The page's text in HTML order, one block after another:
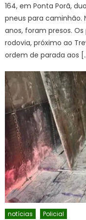
164, em Ponta Porã,
pneus para caminhão.
anos, foram presos.
rodovia, próximo ao
ordem de parada aos
notícias Policial